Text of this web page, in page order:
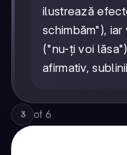
ilustrează
schimbăm"),
("nu-ți voi
afirmativ,
3 of 6